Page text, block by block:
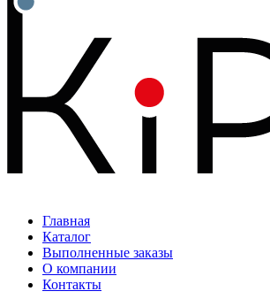
Главная
Каталог
Выполненные заказы
О компании
Контакты